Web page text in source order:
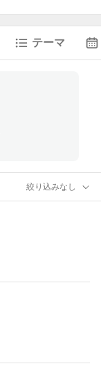
テーマ
絞り込みなし